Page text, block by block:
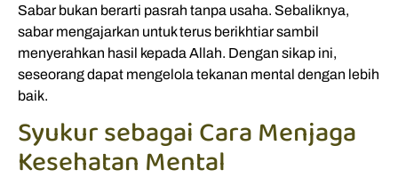
Sabar bukan berarti pasrah tanpa usaha. Sebaliknya,
sabar mengajarkan untuk terus berikhtiar sambil
menyerahkan hasil kepada Allah. Dengan sikap ini,
seseorang dapat mengelola tekanan mental dengan lebih
baik.
Syukur sebagai Cara Menjaga
Kesehatan Mental